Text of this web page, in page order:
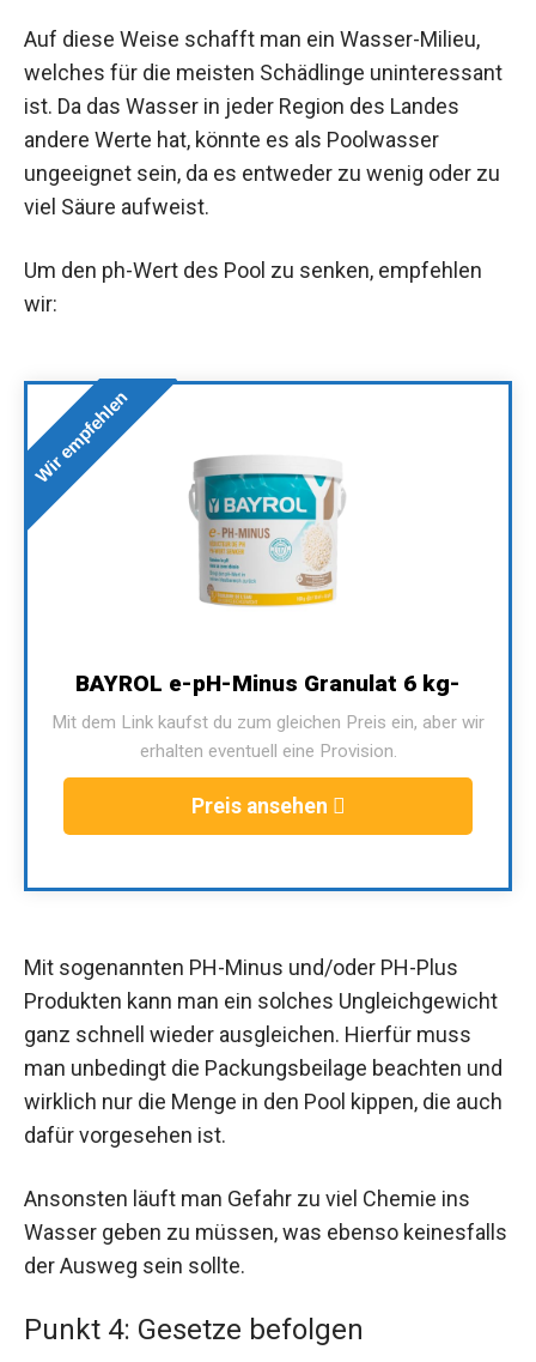
Auf diese Weise schafft man ein Wasser-Milieu,
welches für die meisten Schädlinge uninteressant
ist. Da das Wasser in jeder Region des Landes
andere Werte hat, könnte es als Poolwasser
ungeeignet sein, da es entweder zu wenig oder zu
viel Säure aufweist.
Um den ph-Wert des Pool zu senken, empfehlen
wir:
Wir empfehlen
BAYROL e-pH-Minus Granulat 6 kg-
Mit dem Link kaufst du zum gleichen Preis ein, aber wir
erhalten eventuell eine Provision.
Preis ansehen
Mit sogenannten PH-Minus und/oder PH-Plus
Produkten kann man ein solches Ungleichgewicht
ganz schnell wieder ausgleichen. Hierfür muss
man unbedingt die Packungsbeilage beachten und
wirklich nur die Menge in den Pool kippen, die auch
dafür vorgesehen ist.
Ansonsten läuft man Gefahr zu viel Chemie ins
Wasser geben zu müssen, was ebenso keinesfalls
der Ausweg sein sollte.
Punkt 4: Gesetze befolgen